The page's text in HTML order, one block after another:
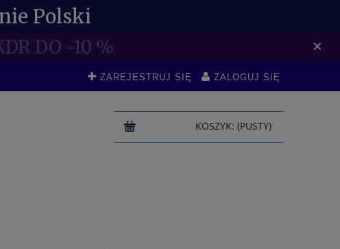
Polski
DO -10 % ×
ZAREJESTRUJ SIĘ ZALOGUJ SIĘ
KOSZYK: (PUSTY)